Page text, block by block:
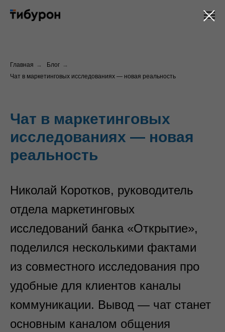
Главная → Блог →
Чат в маркетинговых исследованиях — новая реальность
Чат в маркетинговых
исследованиях — новая
реальность
Николай Коротков, руководитель
отдела маркетинговых
исследований банка «Открытие»,
поделился несколькими фактами
из совместного исследования про
удобные для клиентов каналы
коммуникации. Вывод — чат станет
основным каналом общения